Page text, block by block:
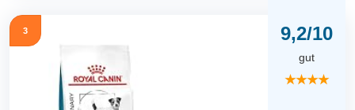
3 9,2/10
gut
★★★★